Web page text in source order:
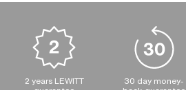
2 years LEWITT
30 day money-